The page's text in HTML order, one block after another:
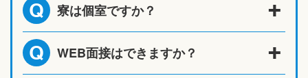
Q 寮は個室ですか？
Q WEB面接はできますか？